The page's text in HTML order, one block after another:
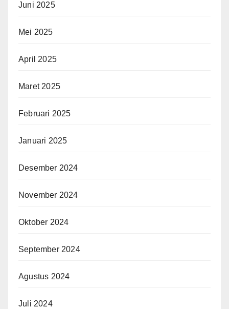
Juni 2025
Mei 2025
April 2025
Maret 2025
Februari 2025
Januari 2025
Desember 2024
November 2024
Oktober 2024
September 2024
Agustus 2024
Juli 2024